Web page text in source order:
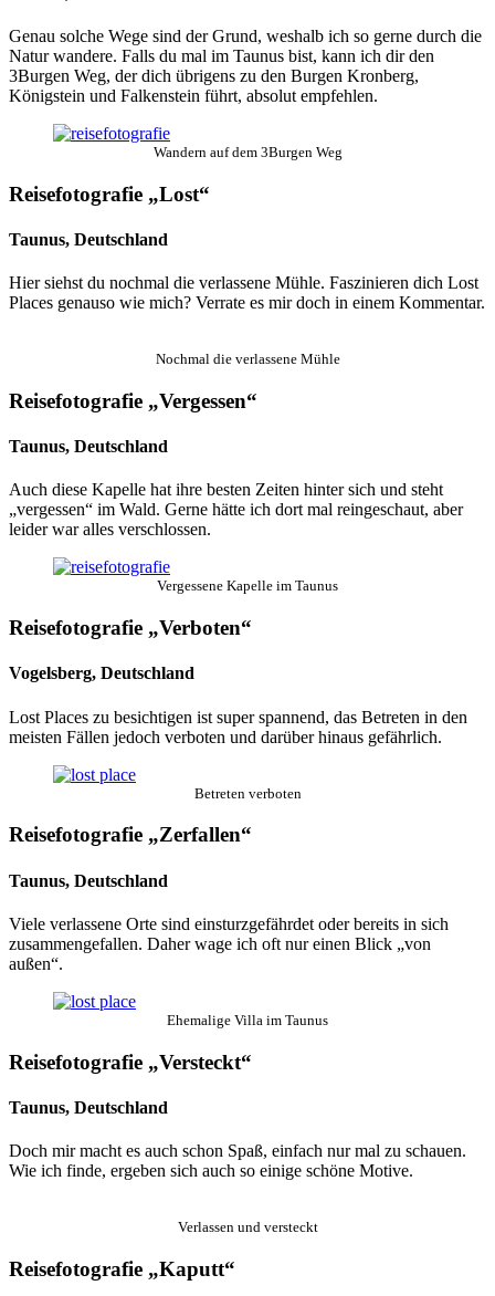
Genau solche Wege sind der Grund, weshalb ich so gerne durch die
Natur wandere. Falls du mal im Taunus bist, kann ich dir den
3Burgen Weg, der dich übrigens zu den Burgen Kronberg,
Königstein und Falkenstein führt, absolut empfehlen.
Wandern auf dem 3Burgen Weg
Reisefotografie „Lost“
Taunus, Deutschland
Hier siehst du nochmal die verlassene Mühle. Faszinieren dich Lost
Places genauso wie mich? Verrate es mir doch in einem Kommentar.
Nochmal die verlassene Mühle
Reisefotografie „Vergessen“
Taunus, Deutschland
Auch diese Kapelle hat ihre besten Zeiten hinter sich und steht
„vergessen“ im Wald. Gerne hätte ich dort mal reingeschaut, aber
leider war alles verschlossen.
Vergessene Kapelle im Taunus
Reisefotografie „Verboten“
Vogelsberg, Deutschland
Lost Places zu besichtigen ist super spannend, das Betreten in den
meisten Fällen jedoch verboten und darüber hinaus gefährlich.
Betreten verboten
Reisefotografie „Zerfallen“
Taunus, Deutschland
Viele verlassene Orte sind einsturzgefährdet oder bereits in sich
zusammengefallen. Daher wage ich oft nur einen Blick „von
außen“.
Ehemalige Villa im Taunus
Reisefotografie „Versteckt“
Taunus, Deutschland
Doch mir macht es auch schon Spaß, einfach nur mal zu schauen.
Wie ich finde, ergeben sich auch so einige schöne Motive.
Verlassen und versteckt
Reisefotografie „Kaputt“